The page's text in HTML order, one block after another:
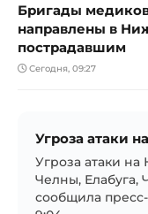
Бригады
направлены в
пострадавшим
Сегодня, 09:27
Угроза атаки
Угроза атаки
Челны, Елабуга,
сообщила